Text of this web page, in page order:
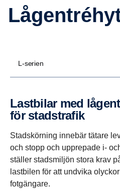
L-serien
Lastbilar med lågen­tré­hytt anpas­sade
för stads­trafik
Stadskörning innebär tätare
och stopp och upprepade i-
ställer stadsmiljön stora krav
lastbilen för att undvika
fotgängare.